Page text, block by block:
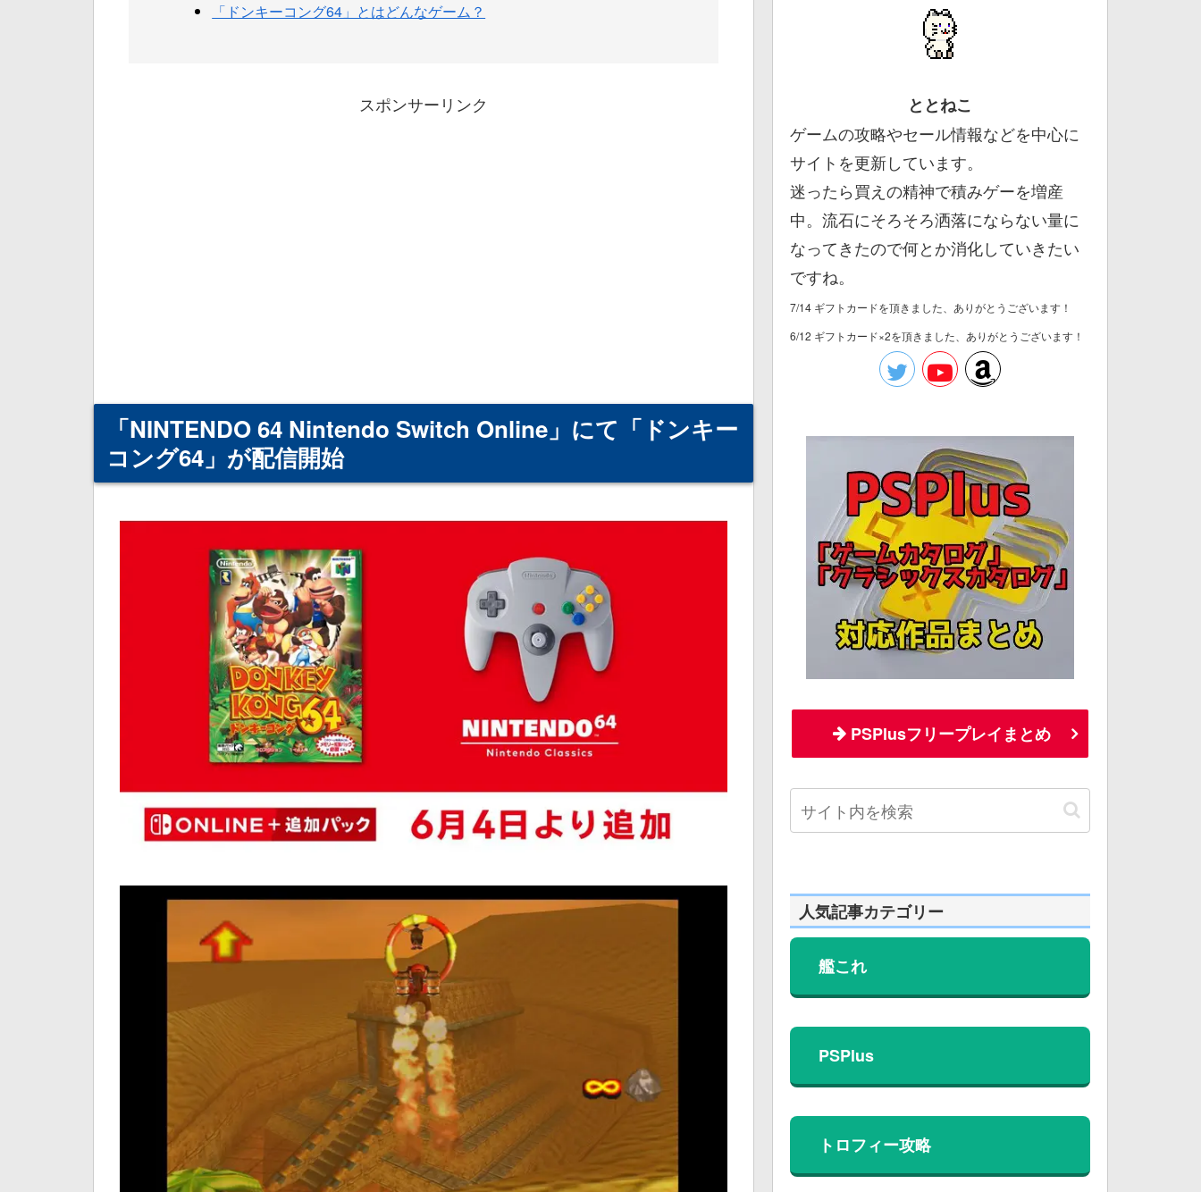
「ドンキーコング64」とはどんなゲーム？
スポンサーリンク
「NINTENDO 64 Nintendo Switch Online」にて「ドンキー
コング64」が配信開始
ととねこ
ゲームの攻略やセール情報などを中心に
サイトを更新しています。
迷ったら買えの精神で積みゲーを増産
中。流石にそろそろ洒落にならない量に
なってきたので何とか消化していきたい
ですね。
7/14 ギフトカードを頂きました、ありがとうございます！
6/12 ギフトカード×2を頂きました、ありがとうございます！
PSPlusフリープレイまとめ
人気記事カテゴリー
艦これ
PSPlus
トロフィー攻略